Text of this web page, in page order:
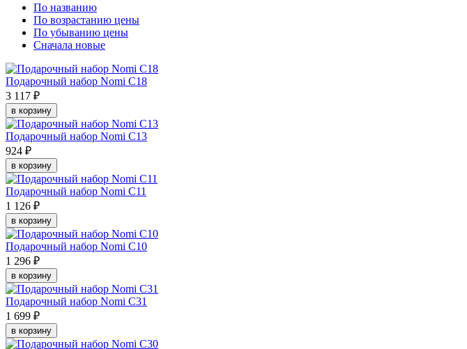
По названию
По возрастанию цены
По убыванию цены
Сначала новые
Подарочный набор Nomi C18
3 117 ₽
в корзину
Подарочный набор Nomi C13
924 ₽
в корзину
Подарочный набор Nomi C11
1 126 ₽
в корзину
Подарочный набор Nomi C10
1 296 ₽
в корзину
Подарочный набор Nomi C31
1 699 ₽
в корзину